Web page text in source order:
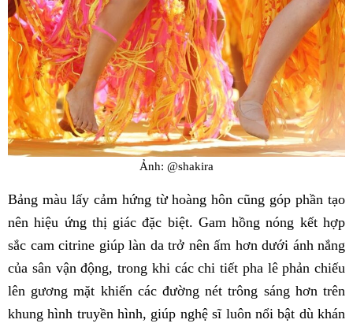
Ảnh: @shakira
Bảng màu lấy cảm hứng từ hoàng hôn cũng góp phần tạo
nên hiệu ứng thị giác đặc biệt. Gam hồng nóng kết hợp
sắc cam citrine giúp làn da trở nên ấm hơn dưới ánh nắng
của sân vận động, trong khi các chi tiết pha lê phản chiếu
lên gương mặt khiến các đường nét trông sáng hơn trên
khung hình truyền hình, giúp nghệ sĩ luôn nổi bật dù khán